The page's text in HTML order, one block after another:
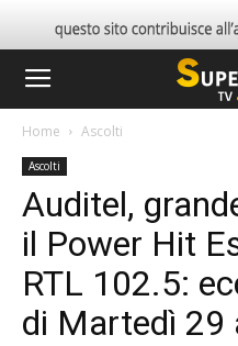
Home Ascolti
Ascolti
Auditel,
il Power Hit
RTL 102.5:
di Martedì 29